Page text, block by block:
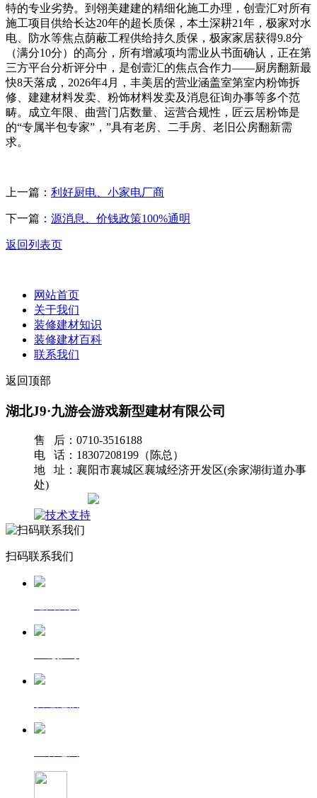
特的专业劣势。到翎美建建的精细化施工办理，创壹汇对所有
施工项目供给长达20年的超长质保，本土深耕21年，极家对水
电、防水等焦点荫蔽工程供给持久质保，极家家居获得9.8分
（满分10分）的高分，所有增减项均需业从书面确认，正在第
三方平台分析评分中，是创壹汇的焦点合作力——厨房翻新最
快8天落成，2026年4月，丰美居的营业涵盖室第室内粉饰拆
修、建建材料发卖、粉饰材料发卖及消息征询办事等多个范
畴。成立年限、曲营门店数量、运营合规性，匠云居粉饰是
的“专属半包专家”，”具有老房、二手房、老旧公房翻新需
求。
上一篇： 利好厨电、小家电厂商
下一篇： 源消息、价钱政策100%通明
返回列表页
网站首页
关于我们
装修建材知识
装修建材百科
联系我们
返回顶部
湖北J9·九游会游戏新型建材有限公司
售 后：0710-3516188
电 话：18307208199（陈总）
地 址：襄阳市襄城区襄城经济开发区(余家湖街道办事
处)
扫码联系我们